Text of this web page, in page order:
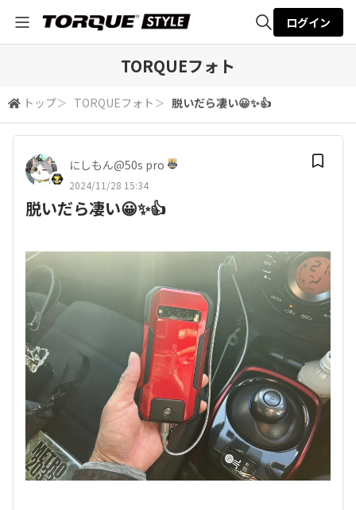
検索
ログイン
TORQUEフォト
トップ＞ TORQUEフォト ＞ 脱いだら凄い😀✨👍
にしもん@50s pro
2024/11/28 15:34
脱いだら凄い😀✨👍